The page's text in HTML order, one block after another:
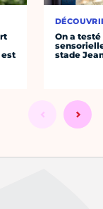
est
On a
stade